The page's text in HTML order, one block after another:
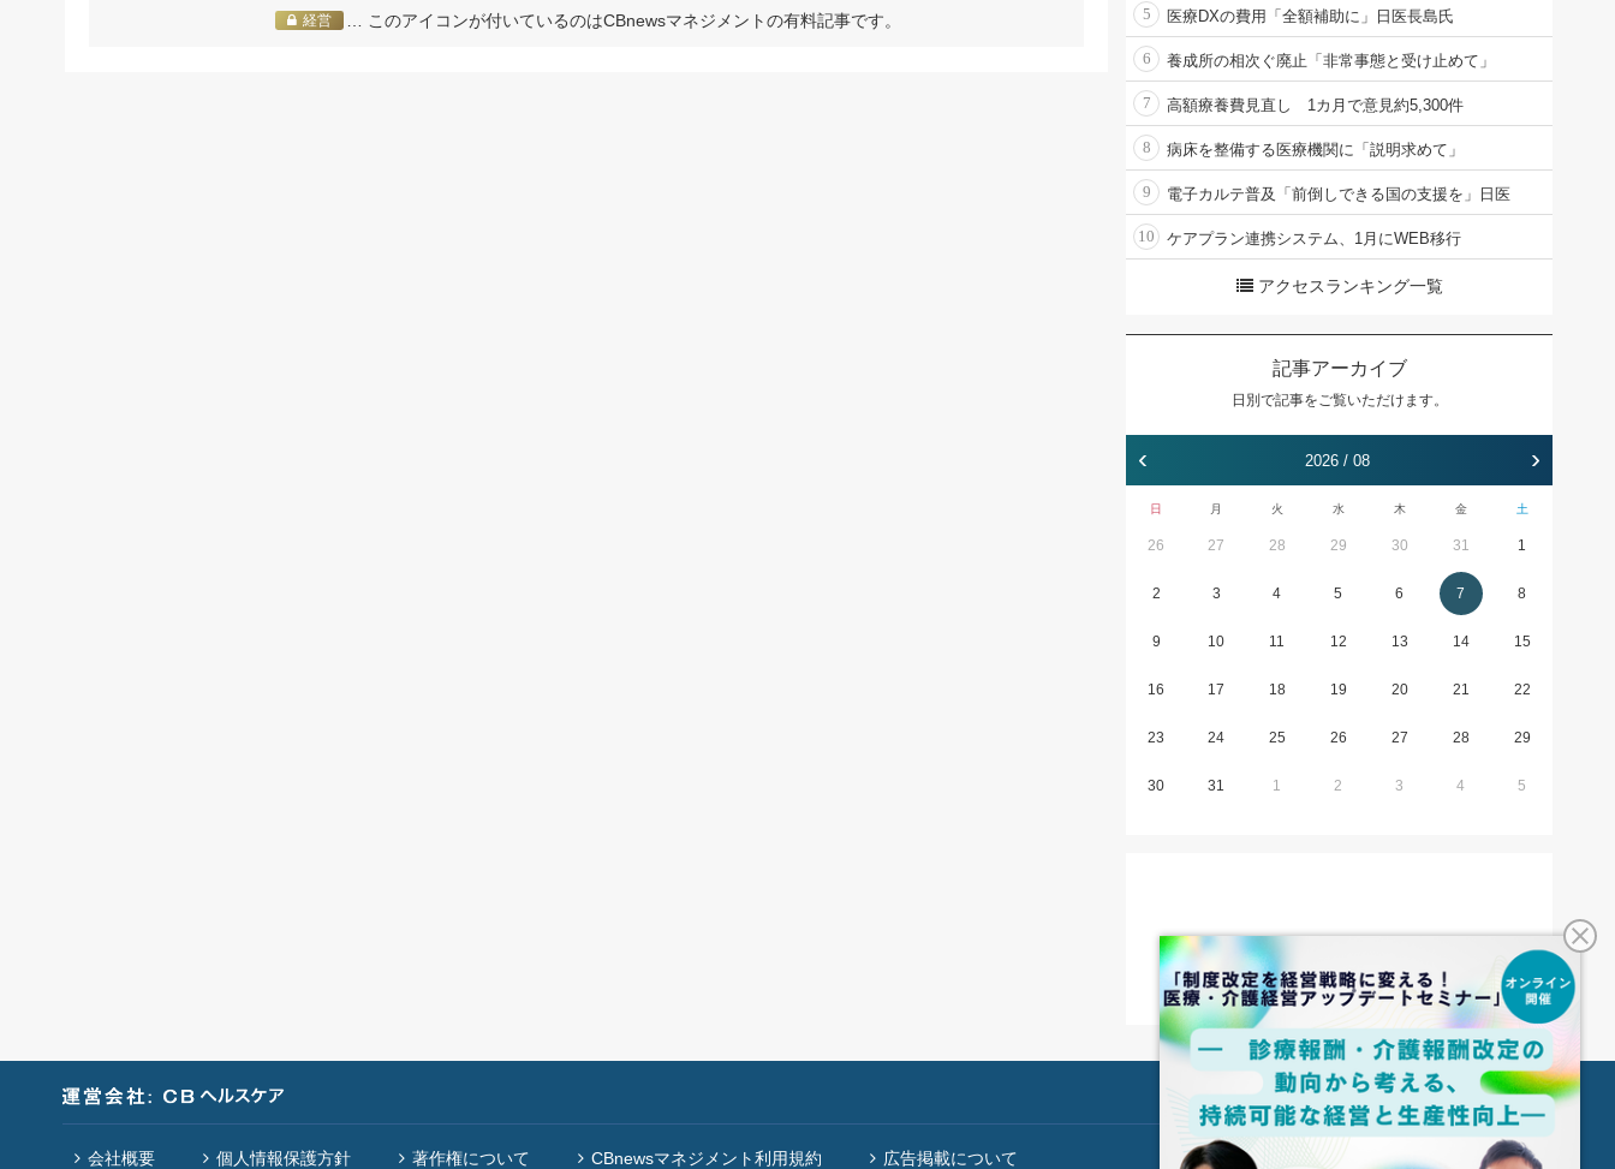
経営 … このアイコンが付いているのはCBnewsマネジメントの有料記事です。 5 医療DXの費用「全額補助に」日医長島氏
6 養成所の相次ぐ廃止「非常事態と受け止めて」
7 高額療養費見直し 1カ月で意見約5,300件
8 病床を整備する医療機関に「説明求めて」
9 電子カルテ普及「前倒しできる国の支援を」日医
10 ケアプラン連携システム、1月にWEB移行
アクセスランキング一覧
記事アーカイブ
日別で記事をご覧いただけます。
‹ 2026 / 08 ›
日 月 火 水 木 金 土
26 27 28 29 30 31 1
2 3 4 5 6 7 8
9 10 11 12 13 14 15
16 17 18 19 20 21 22
23 24 25 26 27 28 29
30 31 1 2 3 4 5
会社概要 個人情報保護方針 著作権について CBnewsマネジメント利用規約 広告掲載について